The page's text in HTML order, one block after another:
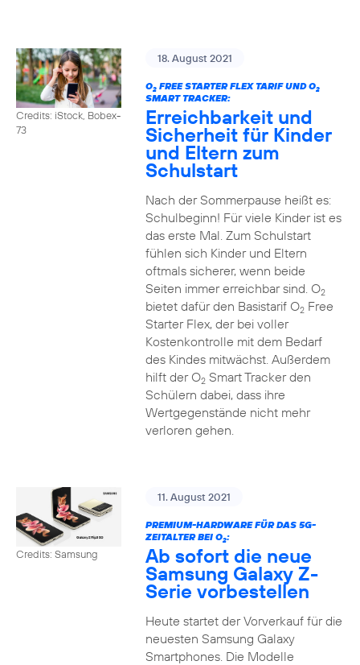
Credits: iStock, Bobex-
73
18. August 2021
O2FREE STARTER FLEX TARIF UND O2
SMART TRACKER:
Erreichbarkeit und
Sicherheit für Kinder
und Eltern zum
Schulstart
Nach der Sommerpause heißt es:
Schulbeginn! Für viele Kinder ist es
das erste Mal. Zum Schulstart
fühlen sich Kinder und Eltern
oftmals sicherer, wenn beide
Seiten immer erreichbar sind. O2
bietet dafür den Basistarif O2Free
Starter Flex, der bei voller
Kostenkontrolle mit dem Bedarf
des Kindes mitwächst. Außerdem
hilft der O2Smart Tracker den
Schülern dabei, dass ihre
Wertgegenstände nicht mehr
verloren gehen.
Credits: Samsung
11. August 2021
PREMIUM-HARDWARE FÜR DAS 5G-
ZEITALTER BEI O2:
Ab sofort die neue
Samsung Galaxy Z-
Serie vorbestellen
Heute startet der Vorverkauf für die
neuesten Samsung Galaxy
Smartphones. Die Modelle